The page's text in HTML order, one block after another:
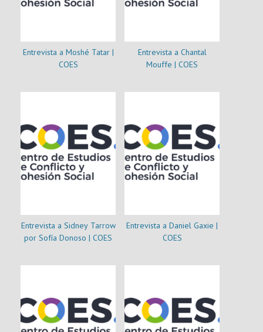
Entrevista a Moshé Tatar |
COES
Entrevista a Chantal
Mouffe | COES
Entrevista a Sidney Tarrow
por Sofía Donoso | COES
Entrevista a Daniel Gaxie |
COES